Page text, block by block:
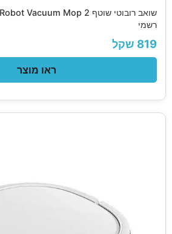
רשמי
819 שקל
ראו מוצר